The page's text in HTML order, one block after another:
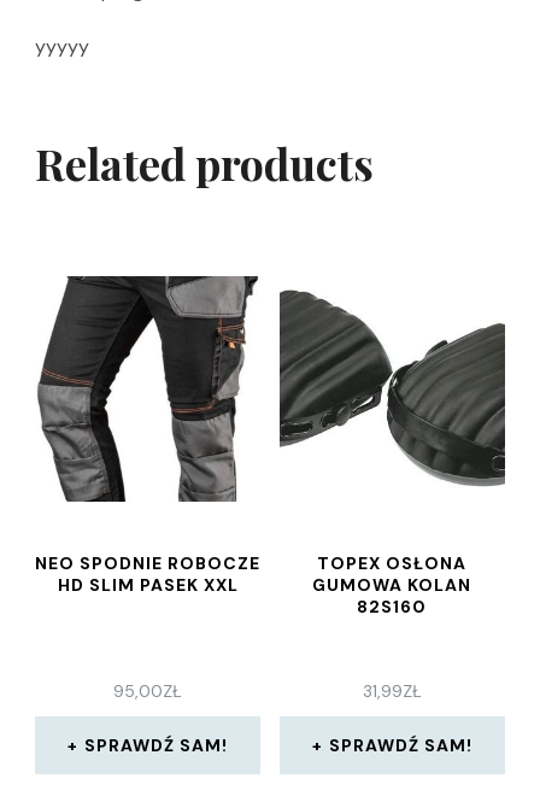
yyyyy
Related products
NEO SPODNIE ROBOCZE
HD SLIM PASEK XXL
95,00ZŁ
SPRAWDŹ SAM!
TOPEX OSŁONA
GUMOWA KOLAN
82S160
31,99ZŁ
SPRAWDŹ SAM!